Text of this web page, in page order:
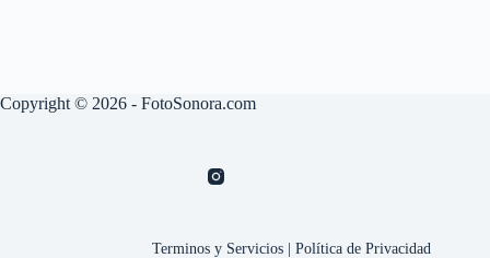
Copyright © 2026 - FotoSonora.com
Terminos y Servicios |Política de Privacidad